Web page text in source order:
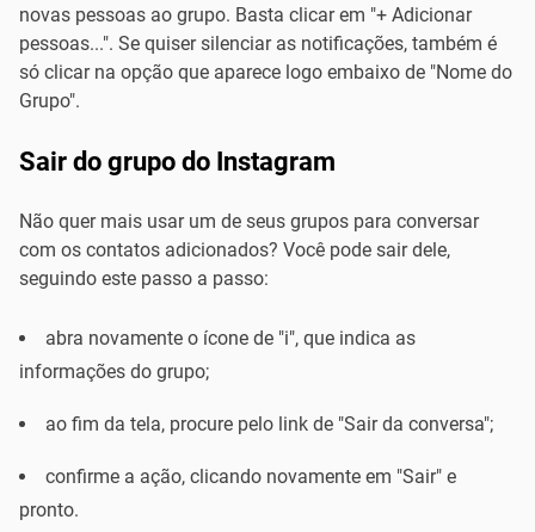
novas pessoas ao grupo. Basta clicar em "+ Adicionar
pessoas...". Se quiser silenciar as notificações, também é
só clicar na opção que aparece logo embaixo de "Nome do
Grupo".
Sair do grupo do Instagram
Não quer mais usar um de seus grupos para conversar
com os contatos adicionados? Você pode sair dele,
seguindo este passo a passo:
abra novamente o ícone de "i", que indica as
informações do grupo;
ao fim da tela, procure pelo link de "Sair da conversa";
confirme a ação, clicando novamente em "Sair" e
pronto.